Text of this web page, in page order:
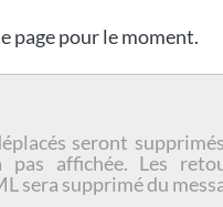
page pour le moment.
seront
pas affichée. Les
sera supprimé du